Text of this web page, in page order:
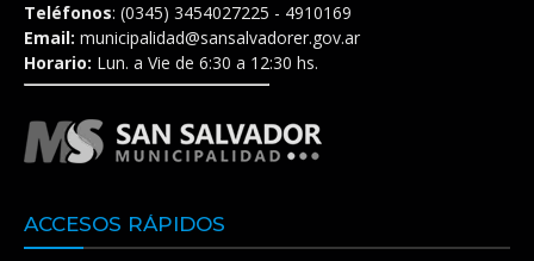
Teléfonos: (0345) 3454027225 - 4910169
Email: municipalidad@sansalvadorer.gov.ar
Horario: Lun. a Vie de 6:30 a 12:30 hs.
ACCESOS RÁPIDOS